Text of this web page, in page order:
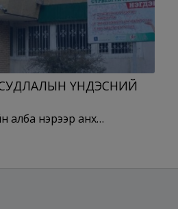
СУДЛАЛЫН ҮНДЭСНИЙ
алба нэрээр анх…